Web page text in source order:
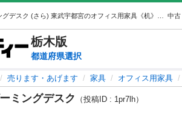
中古
栃木版
都道府県選択
売ります・あげます 家具 オフィス用家具
ミングデスク
（投稿ID : 1pr7lh）